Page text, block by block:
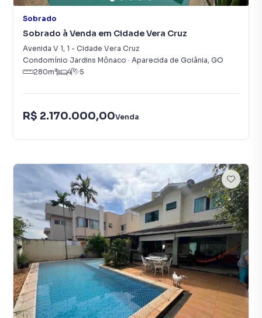
Sobrado
Sobrado à Venda em Cidade Vera Cruz
Avenida V 1, 1 - Cidade Vera Cruz
Condomínio Jardins Mônaco · Aparecida de Goiânia, GO
280m² 4 5
R$ 2.170.000,00Venda